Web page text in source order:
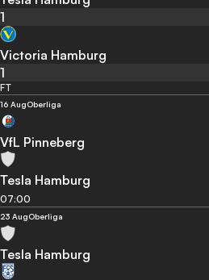
1
Victoria Hamburg
1
FT
16 AugOberliga
VfL Pinneberg
Tesla Hamburg
07:00
23 AugOberliga
Tesla Hamburg